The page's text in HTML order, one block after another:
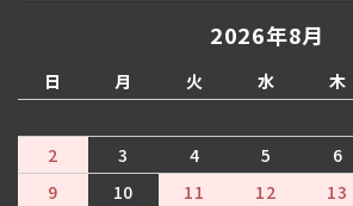
2026年8月
日 月 火 水 木
2
3 4 5 6
9
10 11 12 13